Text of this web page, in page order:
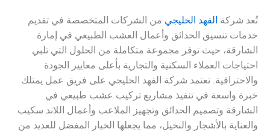
تُعد شركة الفهد الخليجي من الشركات المتخصصة في تقديم
خدمات تنسيق الحدائق وأعمال العشب الطبيعي في إمارة
الشارقة، حيث توفر مجموعة متكاملة من الحلول التي تلبي
احتياجات العملاء السكنية والتجارية بأعلى معايير الجودة
والاحترافية. تعتمد شركة الفهد الخليجي على فريق عمل يمتلك
خبرة واسعة في تنفيذ مشاريع تركيب عشب طبيعي في
الشارقة وتصميم الحدائق وتجهيز الملاعب وأعمال اللاند سكيب
والعناية بالأشجار والنخيل، مما يجعلها الخيار المفضل للعديد من